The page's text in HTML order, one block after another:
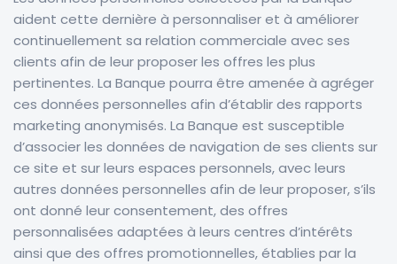
aident cette dernière à personnaliser et à améliorer
continuellement sa relation commerciale avec ses
clients afin de leur proposer les offres les plus
pertinentes. La Banque pourra être amenée à agréger
ces données personnelles afin d’établir des rapports
marketing anonymisés. La Banque est susceptible
d’associer les données de navigation de ses clients sur
ce site et sur leurs espaces personnels, avec leurs
autres données personnelles afin de leur proposer, s’ils
ont donné leur consentement, des offres
personnalisées adaptées à leurs centres d’intérêts
ainsi que des offres promotionnelles, établies par la